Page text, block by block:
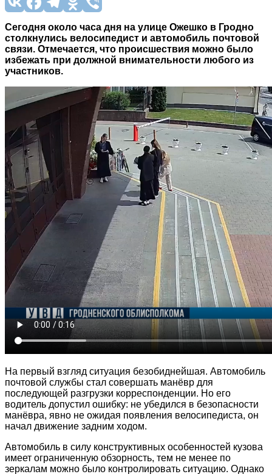
Сегодня около часа дня на улице Ожешко в Гродно
столкнулись велосипедист и автомобиль почтовой
связи. Отмечается, что происшествия можно было
избежать при должной внимательности любого из
участников.
На первый взгляд ситуация безобиднейшая. Автомобиль
почтовой службы стал совершать манёвр для
последующей разгрузки корреспонденции. Но его
водитель допустил ошибку: не убедился в безопасности
манёвра, явно не ожидая появления велосипедиста, он
начал движение задним ходом.
Автомобиль в силу конструктивных особенностей кузова
имеет ограниченную обзорность, тем не менее по
зеркалам можно было контролировать ситуацию. Однако